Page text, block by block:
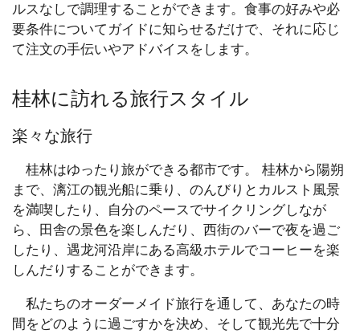
ルスなしで調理することができます。食事の好みや必
要条件についてガイドに知らせるだけで、それに応じ
て注文の手伝いやアドバイスをします。
桂林に訪れる旅行スタイル
楽々な旅行
桂林はゆったり旅ができる都市です。 桂林から陽朔
まで、漓江の観光船に乗り、のんびりとカルスト風景
を満喫したり、自分のペースでサイクリングしなが
ら、田舎の景色を楽しんだり、西街のバーで夜を過ご
したり、遇龙河沿岸にある高級ホテルでコーヒーを楽
しんだりすることができます。
私たちのオーダーメイド旅行を通して、あなたの時
間をどのように過ごすかを決め、そして観光先で十分